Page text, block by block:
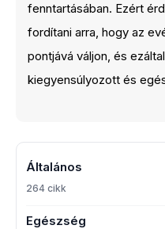
fenntartásában. Ezért
fordítani arra, hogy az
pontjává váljon, és
kiegyensúlyozott és
Általános
264 cikk
Egészség